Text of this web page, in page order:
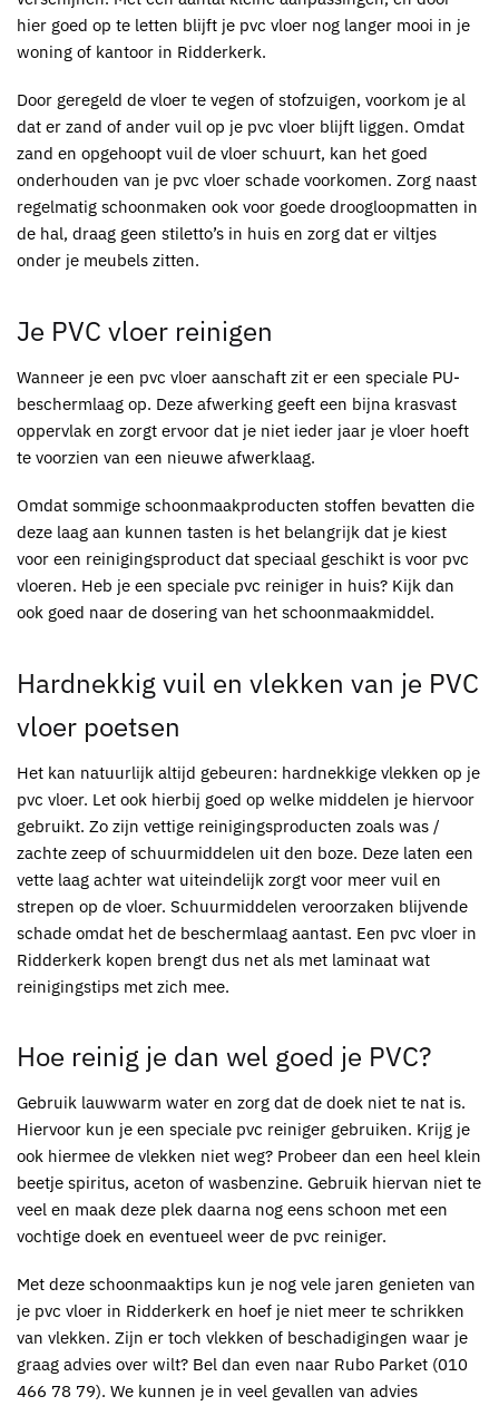
hier goed op te letten blijft je pvc vloer nog langer mooi in je
woning of kantoor in Ridderkerk.
Door geregeld de vloer te vegen of stofzuigen, voorkom je al
dat er zand of ander vuil op je pvc vloer blijft liggen. Omdat
zand en opgehoopt vuil de vloer schuurt, kan het goed
onderhouden van je pvc vloer schade voorkomen. Zorg naast
regelmatig schoonmaken ook voor goede droogloopmatten in
de hal, draag geen stiletto’s in huis en zorg dat er viltjes
onder je meubels zitten.
Je PVC vloer reinigen
Wanneer je een pvc vloer aanschaft zit er een speciale PU-
beschermlaag op. Deze afwerking geeft een bijna krasvast
oppervlak en zorgt ervoor dat je niet ieder jaar je vloer hoeft
te voorzien van een nieuwe afwerklaag.
Omdat sommige schoonmaakproducten stoffen bevatten die
deze laag aan kunnen tasten is het belangrijk dat je kiest
voor een reinigingsproduct dat speciaal geschikt is voor pvc
vloeren. Heb je een speciale pvc reiniger in huis? Kijk dan
ook goed naar de dosering van het schoonmaakmiddel.
Hardnekkig vuil en vlekken van je PVC
vloer poetsen
Het kan natuurlijk altijd gebeuren: hardnekkige vlekken op je
pvc vloer. Let ook hierbij goed op welke middelen je hiervoor
gebruikt. Zo zijn vettige reinigingsproducten zoals was /
zachte zeep of schuurmiddelen uit den boze. Deze laten een
vette laag achter wat uiteindelijk zorgt voor meer vuil en
strepen op de vloer. Schuurmiddelen veroorzaken blijvende
schade omdat het de beschermlaag aantast. Een pvc vloer in
Ridderkerk kopen brengt dus net als met laminaat wat
reinigingstips met zich mee.
Hoe reinig je dan wel goed je PVC?
Gebruik lauwwarm water en zorg dat de doek niet te nat is.
Hiervoor kun je een speciale pvc reiniger gebruiken. Krijg je
ook hiermee de vlekken niet weg? Probeer dan een heel klein
beetje spiritus, aceton of wasbenzine. Gebruik hiervan niet te
veel en maak deze plek daarna nog eens schoon met een
vochtige doek en eventueel weer de pvc reiniger.
Met deze schoonmaaktips kun je nog vele jaren genieten van
je pvc vloer in Ridderkerk en hoef je niet meer te schrikken
van vlekken. Zijn er toch vlekken of beschadigingen waar je
graag advies over wilt? Bel dan even naar Rubo Parket (010
466 78 79). We kunnen je in veel gevallen van advies